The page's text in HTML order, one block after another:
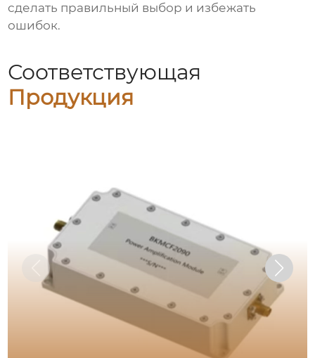
сделать правильный выбор и избежать
ошибок.
Соответствующая
Продукция